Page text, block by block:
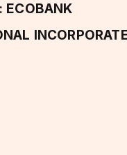
ECOBANK